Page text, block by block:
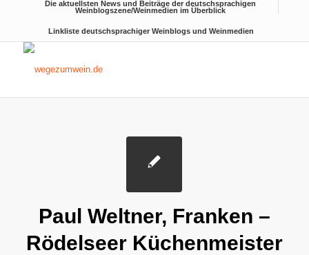
Die aktuellsten News und Beiträge der deutschsprachigen
Weinblogszene/Weinmedien im Überblick
Linkliste deutschsprachiger Weinblogs und Weinmedien
Paul Weltner, Franken –
Rödelseer Küchenmeister